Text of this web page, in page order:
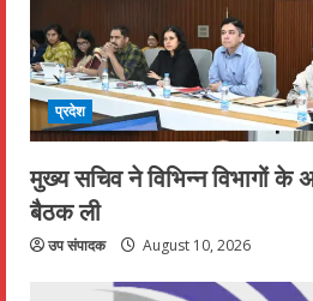
प्रदेश
मुख्य सचिव ने विभिन्न विभागों के
बैठक ली
उप संपादक August 10, 2026